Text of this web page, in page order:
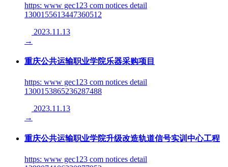
https: www gec123 com notices detail
1300155613447360512
2023.11.13
→
重庆公共运输职业学院乐器采购项目
https: www gec123 com notices detail
1300153865236287488
2023.11.13
→
重庆公共运输职业学院升级改造轨道信号实训中心工程
https: www gec123 com notices detail